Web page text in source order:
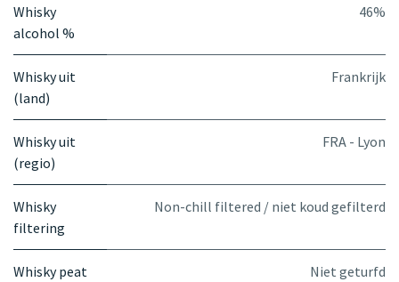
Whisky
alcohol %
46%
Whisky uit
(land)
Frankrijk
Whisky uit
(regio)
FRA - Lyon
Whisky
filtering
Non-chill filtered / niet koud gefilterd
Whisky peat
Niet geturfd